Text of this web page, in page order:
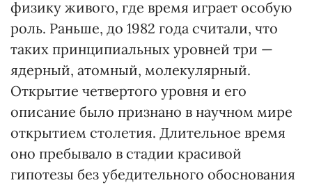
физику живого, где время играет особую
роль. Раньше, до 1982 года считали, что
таких принципиальных уровней три —
ядерный, атомный, молекулярный.
Открытие четвертого уровня и его
описание было признано в научном мире
открытием столетия. Длительное время
оно пребывало в стадии красивой
гипотезы без убедительного обоснования